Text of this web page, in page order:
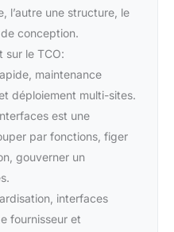
l’autre une structure, le
conception.
sur le TCO:
maintenance
déploiement multi-sites.
est une
par fonctions, figer
gouverner un
interfaces
fournisseur et